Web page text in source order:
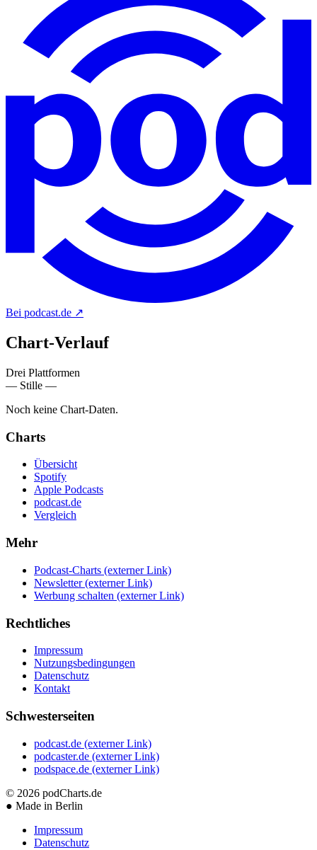
Bei podcast.de ↗
Chart-Verlauf
Drei Plattformen
— Stille —
Noch keine Chart-Daten.
Charts
Übersicht
Spotify
Apple Podcasts
podcast.de
Vergleich
Mehr
Podcast-Charts (externer Link)
Newsletter (externer Link)
Werbung schalten (externer Link)
Rechtliches
Impressum
Nutzungsbedingungen
Datenschutz
Kontakt
Schwesterseiten
podcast.de (externer Link)
podcaster.de (externer Link)
podspace.de (externer Link)
© 2026 podCharts.de
● Made in Berlin
Impressum
Datenschutz